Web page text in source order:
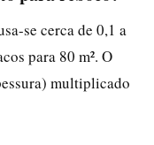
se cerca de 0,1 a
para 80 m². O
multiplicado